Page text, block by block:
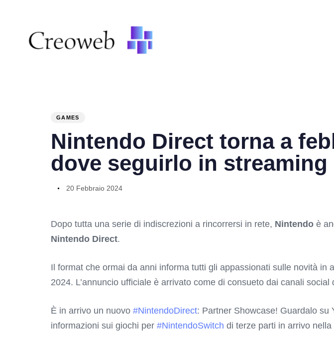
GAMES
Nintendo Direct torna a
dove seguirlo in streaming
20 Febbraio 2024
Dopo tutta una serie di indiscrezioni a rincorrersi in rete, Nintendo è
Nintendo Direct.
Il format che ormai da anni informa tutti gli appassionati sulle novità in
2024. L’annuncio ufficiale è arrivato come di consueto dai canali social
È in arrivo un nuovo #NintendoDirect: Partner Showcase! Guardalo su
informazioni sui giochi per #NintendoSwitch di terze parti in arrivo